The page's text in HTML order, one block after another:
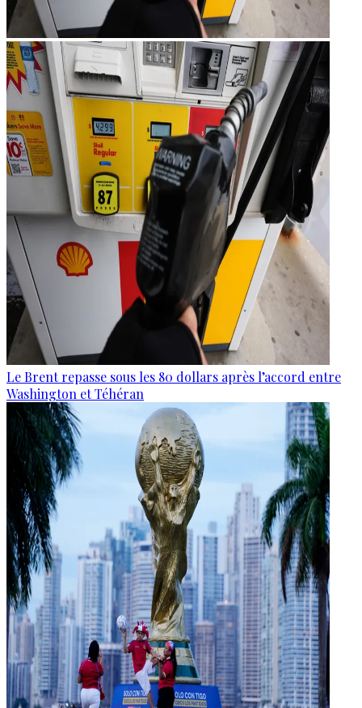
Le Brent repasse sous les 80 dollars après l’accord entre
Washington et Téhéran